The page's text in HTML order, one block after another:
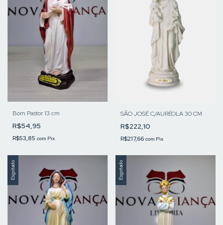
Bom Pastor 13 cm
R$54,95
R$53,85 com Pix
SÃO JOSÉ C/AURÉOLA 30 CM
R$222,10
R$217,66 com Pix
Esgotado Esgotado